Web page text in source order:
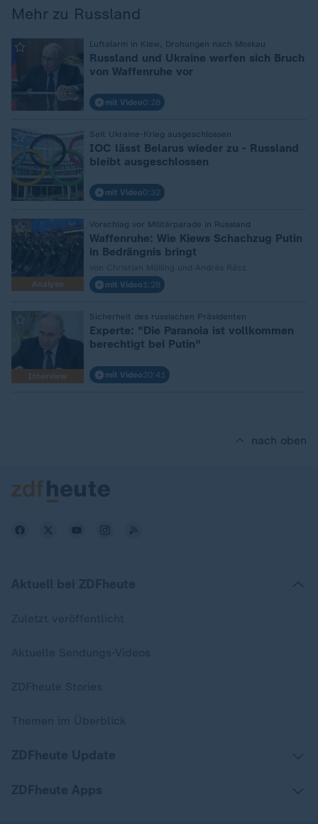
Mehr zu Russland
Luftalarm in Kiew, Drohungen nach Moskau
Russland und Ukraine werfen sich Bruch
von Waffenruhe vor
mit Video0:28
Seit Ukraine-Krieg ausgeschlossen
IOC lässt Belarus wieder zu - Russland
bleibt ausgeschlossen
mit Video0:32
Analyse
Vorschlag vor Militärparade in Russland
Waffenruhe: Wie Kiews Schachzug Putin
in Bedrängnis bringt
mit Video 1:28
Interview
Sicherheit des russischen Präsidenten
Experte: "Die Paranoia ist vollkommen
berechtigt bei Putin"
mit Video20:41
nach oben